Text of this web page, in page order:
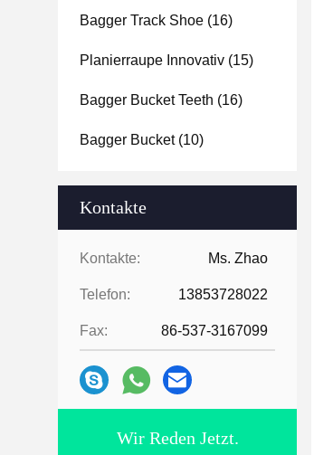
Bagger Track Shoe (16)
Planierraupe Innovativ (15)
Bagger Bucket Teeth (16)
Bagger Bucket(10)
Kontakte
Kontakte: Ms. Zhao
Telefon: 13853728022
Fax: 86-537-3167099
Wir Reden Jetzt.